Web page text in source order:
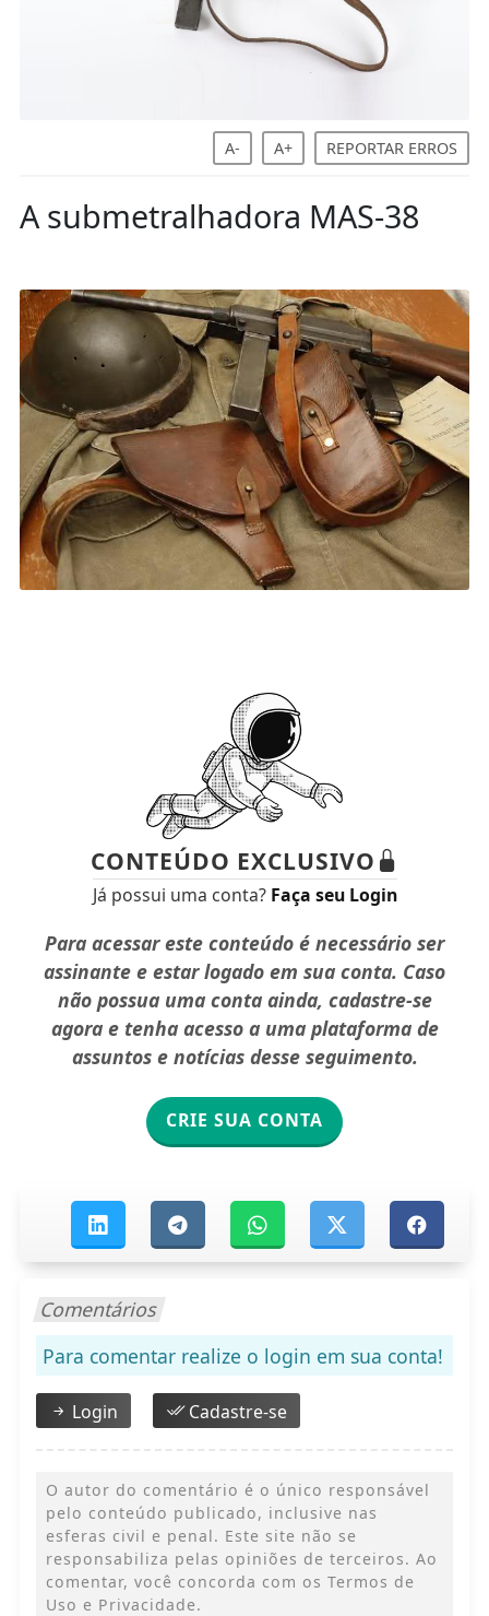
A- A+ REPORTAR ERROS
A submetralhadora MAS-38
CONTEÚDO EXCLUSIVO
Já possui uma conta? Faça seu Login
Para acessar este conteúdo é necessário ser
assinante e estar logado em sua conta. Caso
não possua uma conta ainda, cadastre-se
agora e tenha acesso a uma plataforma de
assuntos e notícias desse seguimento.
CRIE SUA CONTA
Comentários
Para comentar realize o login em sua conta!
Login Cadastre-se
O autor do comentário é o único responsável
pelo conteúdo publicado, inclusive nas
esferas civil e penal. Este site não se
responsabiliza pelas opiniões de terceiros. Ao
comentar, você concorda com os Termos de
Uso e Privacidade.